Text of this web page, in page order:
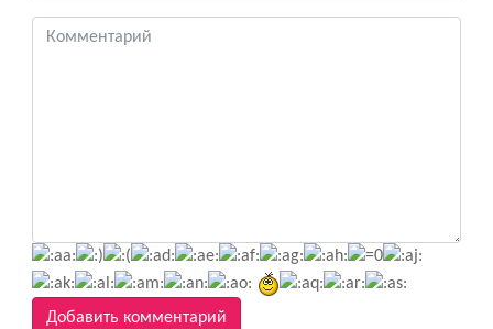
Добавить комментарий